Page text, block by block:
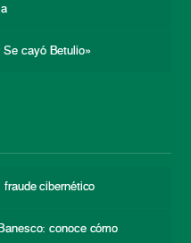
cayó Betulio»
fraude cibernético
conoce cómo